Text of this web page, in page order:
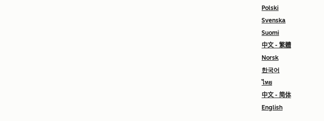
Polski
Svenska
Suomi
中文 - 繁體
Norsk
한국어
ไทย
中文 - 简体
English